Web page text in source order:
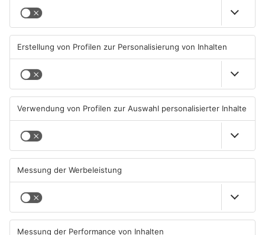
Brände in Seligenstadt,
Waldaschaff und zwischen
Hanau und Kahl
05.08.2026, 06:36 UHR IN
PRIMAVERALAND
leiden unter Trockenheit
04.08.2026, 15:07 UHR IN
PRIMAVERALAND
Kliniken im Primaveraland
melden mehr Patienten
durch Hitze
Gelnhausen, Linsengericht
und Miltenberg